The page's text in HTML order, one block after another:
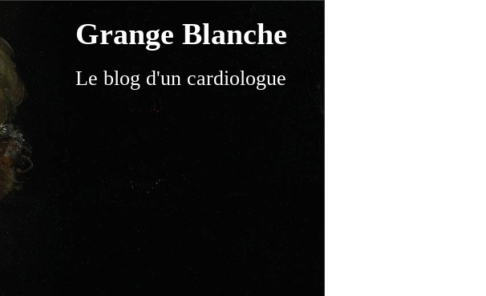
Grange Blanche
Le blog d'un cardiologue